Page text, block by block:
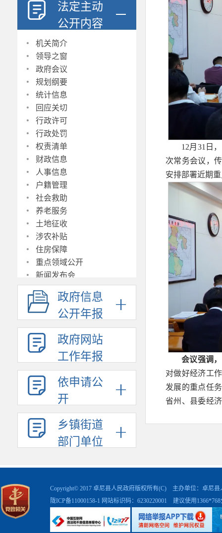
法定主动
公开内容
· 机关简介
· 领导之窗
· 政府会议
· 规划纲要
· 统计信息
· 回应关切
· 行政许可
· 行政处罚
· 权责清单
· 财政信息
· 人事信息
· 户籍管理
· 社会救助
· 养老服务
· 土地征收
· 涉农补贴
· 住房保障
· 重点领域公开
· 新闻发布会
· 政府工作报告
· 公共资源交易
· 建议提案办理
· 双随机、一公开
· 行政事业性收费
· 公共企事业单位信息
·
· 基层政务公开标准目录集中
展示
政府信息
公开年报
政府网站
工作年报
依申请公
开
乡镇街道
部门单位
12月31日
次常务会议，
安排部署近期
会议强调，
对做好经济工
发展的重点任
省州、县委经
Copyright© 2017 卓尼县人民政府版权所有(C) 主办单位：卓尼
陇ICP备11000158-1 网站标识码：6230220001 建议使用